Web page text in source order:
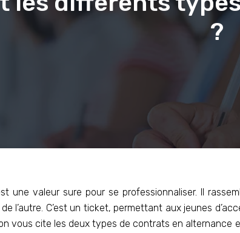
?
une valeur sure pour se professionnaliser. Il
l’autre. C’est un ticket, permettant aux jeunes
vous cite les deux types de contrats en alternance